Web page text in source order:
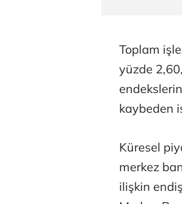
Toplam
yüzde
kaybeden
Küresel
merkez
ilişkin